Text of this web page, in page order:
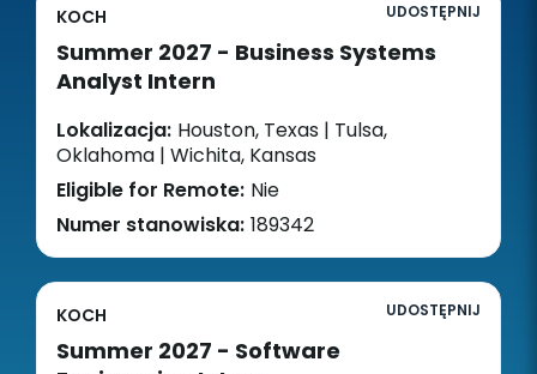
KOCH UDOSTĘPNIJ
Summer 2027 - Business Systems
Analyst Intern
Lokalizacja: Houston, Texas | Tulsa,
Oklahoma | Wichita, Kansas
Eligible for Remote: Nie
Numer stanowiska: 189342
KOCH UDOSTĘPNIJ
Summer 2027 - Software